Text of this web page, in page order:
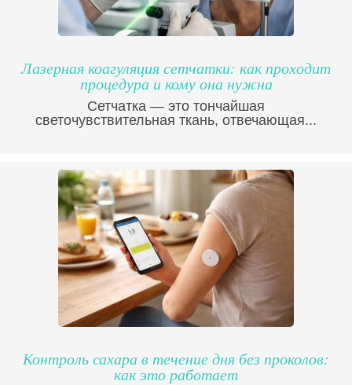
Лазерная коагуляция сетчатки: как проходит
процедура и кому она нужна
Сетчатка — это тончайшая
светочувствительная ткань, отвечающая...
Контроль сахара в течение дня без проколов:
как это работает